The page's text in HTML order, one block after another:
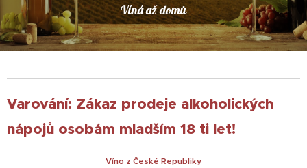
Víná až domů
Varování: Zákaz prodeje alkoholických
nápojů osobám mladším 18 ti let!
Víno z České Republiky